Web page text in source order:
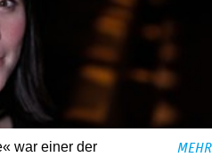
war einer der
MEHR